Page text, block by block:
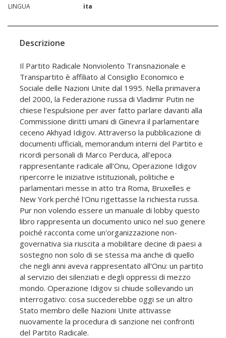
LINGUA
ita
Descrizione
Il Partito Radicale Nonviolento Transnazionale e
Transpartito è affiliato al Consiglio Economico e
Sociale delle Nazioni Unite dal 1995. Nella primavera
del 2000, la Federazione russa di Vladimir Putin ne
chiese l'espulsione per aver fatto parlare davanti alla
Commissione diritti umani di Ginevra il parlamentare
ceceno Akhyad Idigov. Attraverso la pubblicazione di
documenti ufficiali, memorandum interni del Partito e
ricordi personali di Marco Perduca, all'epoca
rappresentante radicale all'Onu, Operazione Idigov
ripercorre le iniziative istituzionali, politiche e
parlamentari messe in atto tra Roma, Bruxelles e
New York perché l'Onu rigettasse la richiesta russa.
Pur non volendo essere un manuale di lobby questo
libro rappresenta un documento unico nel suo genere
poiché racconta come un'organizzazione non-
governativa sia riuscita a mobilitare decine di paesi a
sostegno non solo di se stessa ma anche di quello
che negli anni aveva rappresentato all'Onu: un partito
al servizio dei silenziati e degli oppressi di mezzo
mondo. Operazione Idigov si chiude sollevando un
interrogativo: cosa succederebbe oggi se un altro
Stato membro delle Nazioni Unite attivasse
nuovamente la procedura di sanzione nei confronti
del Partito Radicale.